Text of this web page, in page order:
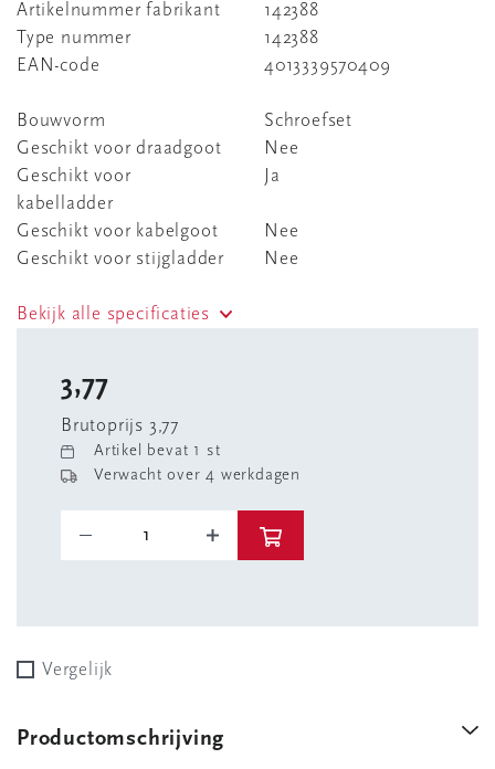
Artikelnummer fabrikant
142388
Type nummer
142388
EAN-code
4013339570409
Bouwvorm
Schroefset
Geschikt voor draadgoot
Nee
Geschikt voor
kabelladder
Ja
Geschikt voor kabelgoot
Nee
Geschikt voor stijgladder
Nee
Bekijk alle specificaties
3,77
Brutoprijs 3,77
Artikel bevat 1 st
Verwacht over 4 werkdagen
Vergelijk
Productomschrijving